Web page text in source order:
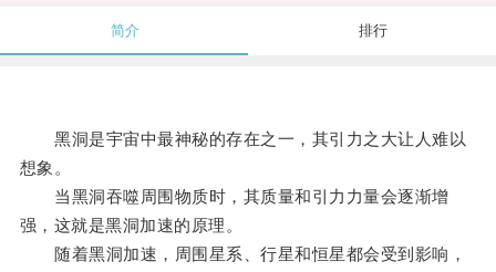
简介 排行
黑洞是宇宙中最神秘的存在之一，其引力之大让人难以
想象。
当黑洞吞噬周围物质时，其质量和引力力量会逐渐增
强，这就是黑洞加速的原理。
随着黑洞加速，周围星系、行星和恒星都会受到影响，